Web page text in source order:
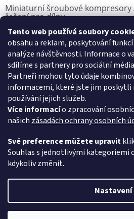
Tento web používá soubory
obsahu a reklam, poskytování
analýze návštěvnosti. Informace o
sdílíme s partnery pro sociální
Partneři mohou tyto údaje
informacemi, které jste jim poskytli
používání jejich služeb.
Více informacío zpracování
našich zásadách ochrany osobních
Své preference můžete upravit
Souhlas s jednotlivými kategoriemi
kdykoliv změnit.
Nastavení
Miniaturní šroubové kompresory
řešení pro dílny
7.8.2025
Přijímáme online platby
Vytvořil
Copyright 2026Pístové